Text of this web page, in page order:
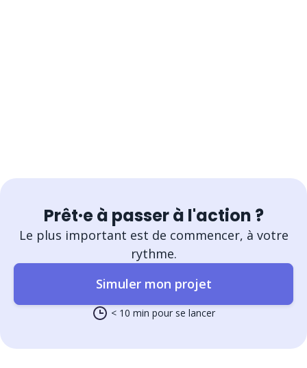
Prêt·e à passer à l'action ?
Le plus important est de commencer, à votre
rythme.
Simuler mon projet
< 10 min pour se lancer